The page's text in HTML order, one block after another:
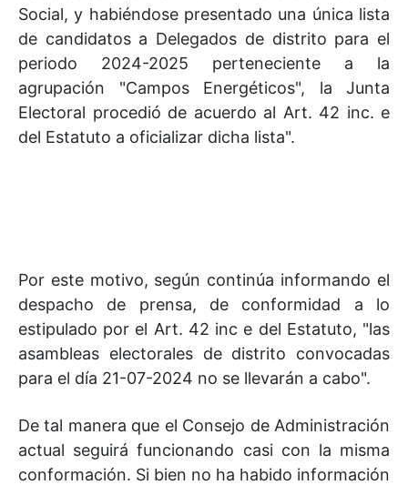
Social, y habiéndose presentado una única lista
de candidatos a Delegados de distrito para el
periodo 2024-2025 perteneciente a la
agrupación "Campos Energéticos", la Junta
Electoral procedió de acuerdo al Art. 42 inc. e
del Estatuto a oficializar dicha lista".
Por este motivo, según continúa informando el
despacho de prensa, de conformidad a lo
estipulado por el Art. 42 inc e del Estatuto, "las
asambleas electorales de distrito convocadas
para el día 21-07-2024 no se llevarán a cabo".
De tal manera que el Consejo de Administración
actual seguirá funcionando casi con la misma
conformación. Si bien no ha habido información